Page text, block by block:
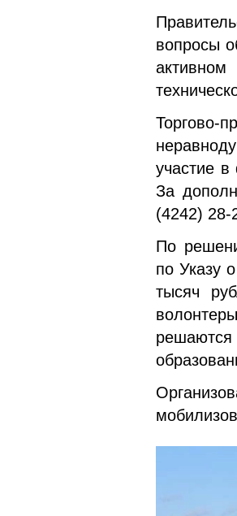
вопросы
Торгово-
участие
За
(4242) 28-
По
по Указу
тысяч